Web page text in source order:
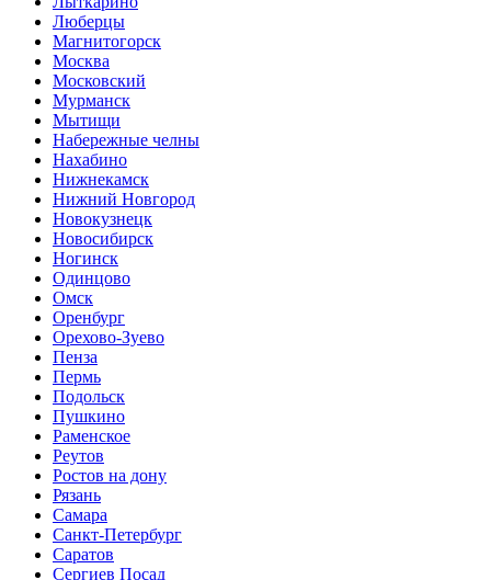
Люберцы
Магнитогорск
Москва
Московский
Мурманск
Мытищи
Набережные челны
Нахабино
Нижнекамск
Нижний Новгород
Новокузнецк
Новосибирск
Ногинск
Одинцово
Омск
Оренбург
Орехово-Зуево
Пенза
Пермь
Подольск
Пушкино
Раменское
Реутов
Ростов на дону
Рязань
Самара
Санкт-Петербург
Саратов
Сергиев Посад